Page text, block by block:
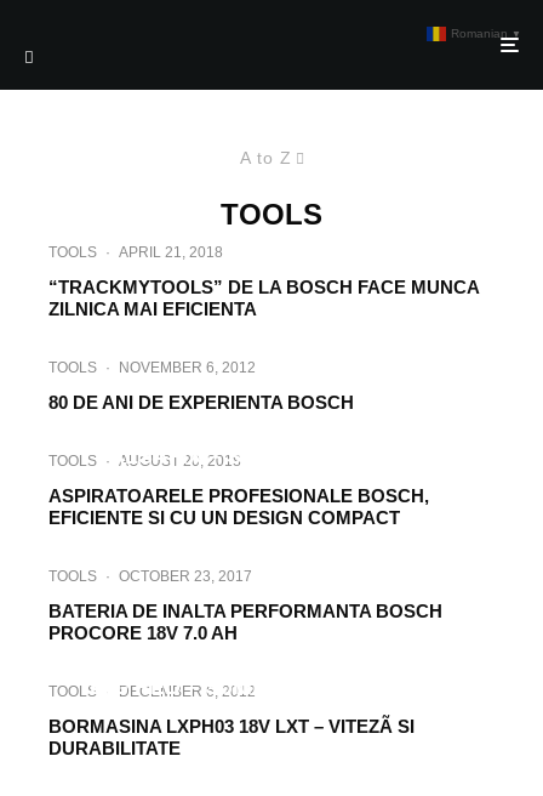
A to Z
TOOLS
TOOLS · APRIL 21, 2018
“TRACKMYTOOLS” DE LA BOSCH FACE MUNCA
ZILNICA MAI EFICIENTA
TOOLS · NOVEMBER 6, 2012
80 DE ANI DE EXPERIENTA BOSCH
ALSAFIX – SOLUTII DE FIXARE
TOOLS · AUGUST 20, 2018
ASPIRATOARELE PROFESIONALE BOSCH,
EFICIENTE SI CU UN DESIGN COMPACT
TOOLS · OCTOBER 23, 2017
BATERIA DE INALTA PERFORMANTA BOSCH
PROCORE 18V 7.0 AH
BIG RED – Solutia completa pentru
TOOLS DECEMBER 6, 2012
BORMASINA LXPH03 18V LXT – VITEZÃ SI
DURABILITATE
Romanian ▼